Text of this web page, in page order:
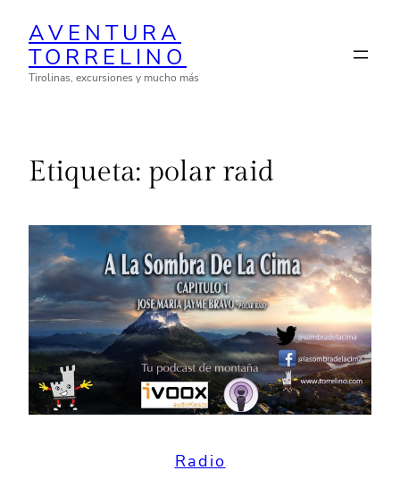
contenido
AVENTURA
TORRELINO
Tirolinas, excursiones y mucho más
Etiqueta: polar raid
Radio